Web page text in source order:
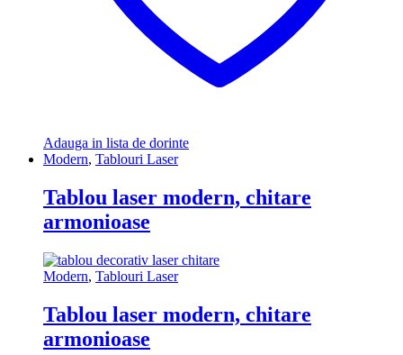
Adauga in lista de dorinte
Modern, Tablouri Laser
Tablou laser modern, chitare
armonioase
Modern, Tablouri Laser
Tablou laser modern, chitare
armonioase